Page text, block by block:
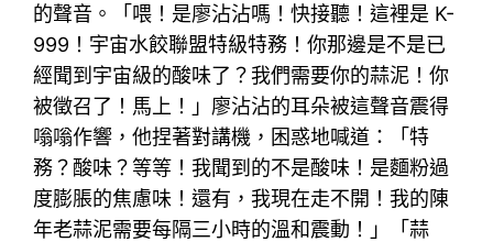
的聲音。「喂！是廖沾沾嗎！快接聽！這裡是 K-
999！宇宙水餃聯盟特級特務！你那邊是不是已
經聞到宇宙級的酸味了？我們需要你的蒜泥！你
被徵召了！馬上！」廖沾沾的耳朵被這聲音震得
嗡嗡作響，他捏著對講機，困惑地喊道：「特
務？酸味？等等！我聞到的不是酸味！是麵粉過
度膨脹的焦慮味！還有，我現在走不開！我的陳
年老蒜泥需要每隔三小時的溫和震動！」「蒜